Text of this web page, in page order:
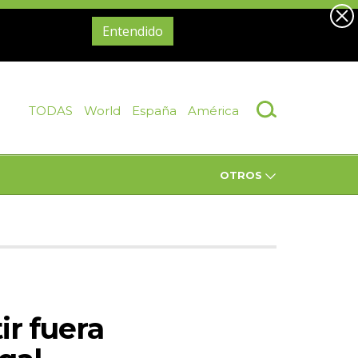
Entendido
TODAS World España América
OTROS
fuera